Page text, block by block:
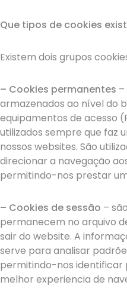
Que tipos de cookies
Existem dois grupos
– Cookies permanentes
armazenados ao nível do
equipamentos de acesso
utilizados sempre que faz
nossos websites. São
direcionar a navegação
permitindo-nos prestar
– Cookies de sessão –
permanecem no arquivo
sair do website. A
serve para analisar
permitindo-nos
melhor experiencia de